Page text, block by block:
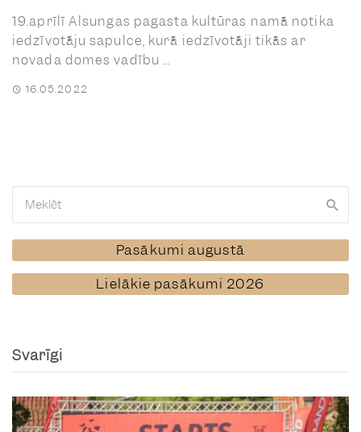
19.aprīlī Alsungas pagasta kultūras namā notika
iedzīvotāju sapulce, kurā iedzīvotāji tikās ar
novada domes vadību ...
16.05.2022
Pasākumi augustā
Lielākie pasākumi 2026
Svarīgi